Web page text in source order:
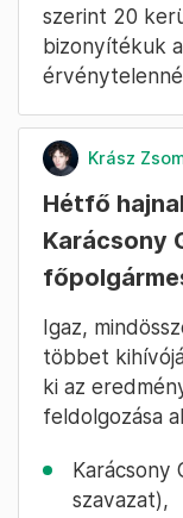
szerint 20
bizonyítékuk
Krász
Hétfő
Karácsony
Igaz,
többet
ki az
feldolgozása
Karácsony
szavazat),